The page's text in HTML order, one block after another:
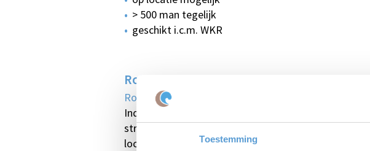
Toestemming
> 500 man tegelijk
geschikt i.c.m. WKR
Robinson aan Tafel
Robinson aan Tafel
Indoor, maar ook buiten, zoals op het terras.
strandtenten, hotels, congrescentra, vergaderruimtes
locatie van uw eigen bedrijfspand, kantine of